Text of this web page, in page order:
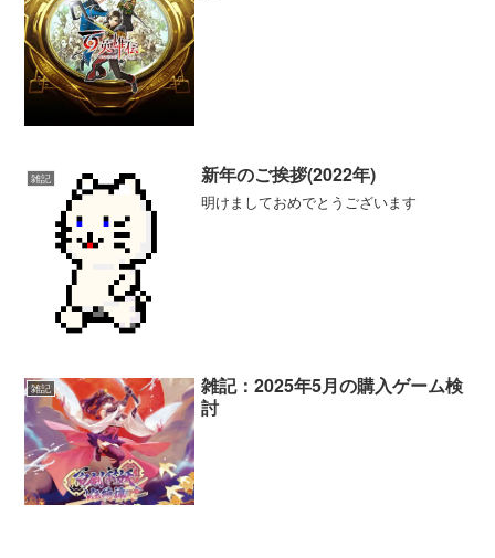
雑記 新年のご挨拶(2022年)
明けましておめでとうございます
雑記
雑記：2025年5月の購入ゲーム検
討